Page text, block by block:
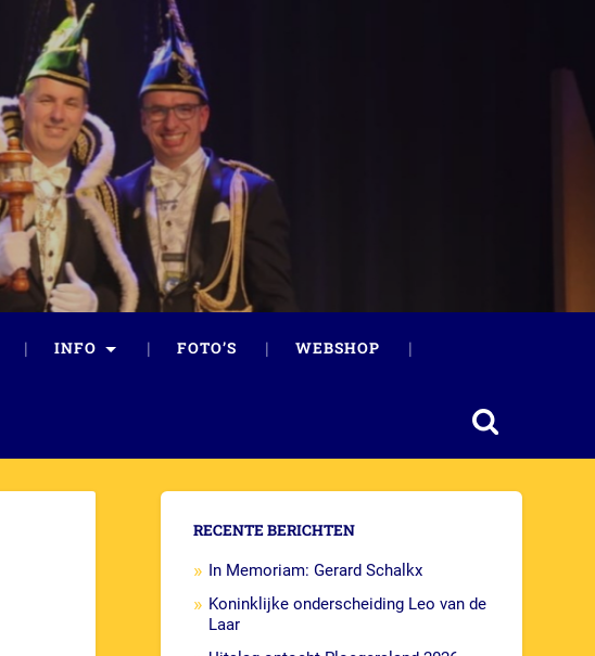
INFO FOTO’S WEBSHOP
RECENTE BERICHTEN
In Memoriam: Gerard Schalkx
Koninklijke onderscheiding Leo van de
Laar